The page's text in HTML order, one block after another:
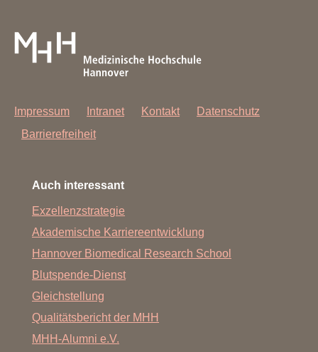
Impressum Intranet Kontakt
Datenschutz
Barrierefreiheit
Auch interessant
Exzellenzstrategie
Akademische Karriereentwicklung
Hannover Biomedical Research School
Blutspende-Dienst
Gleichstellung
Qualitätsbericht der MHH
MHH-Alumni e.V.